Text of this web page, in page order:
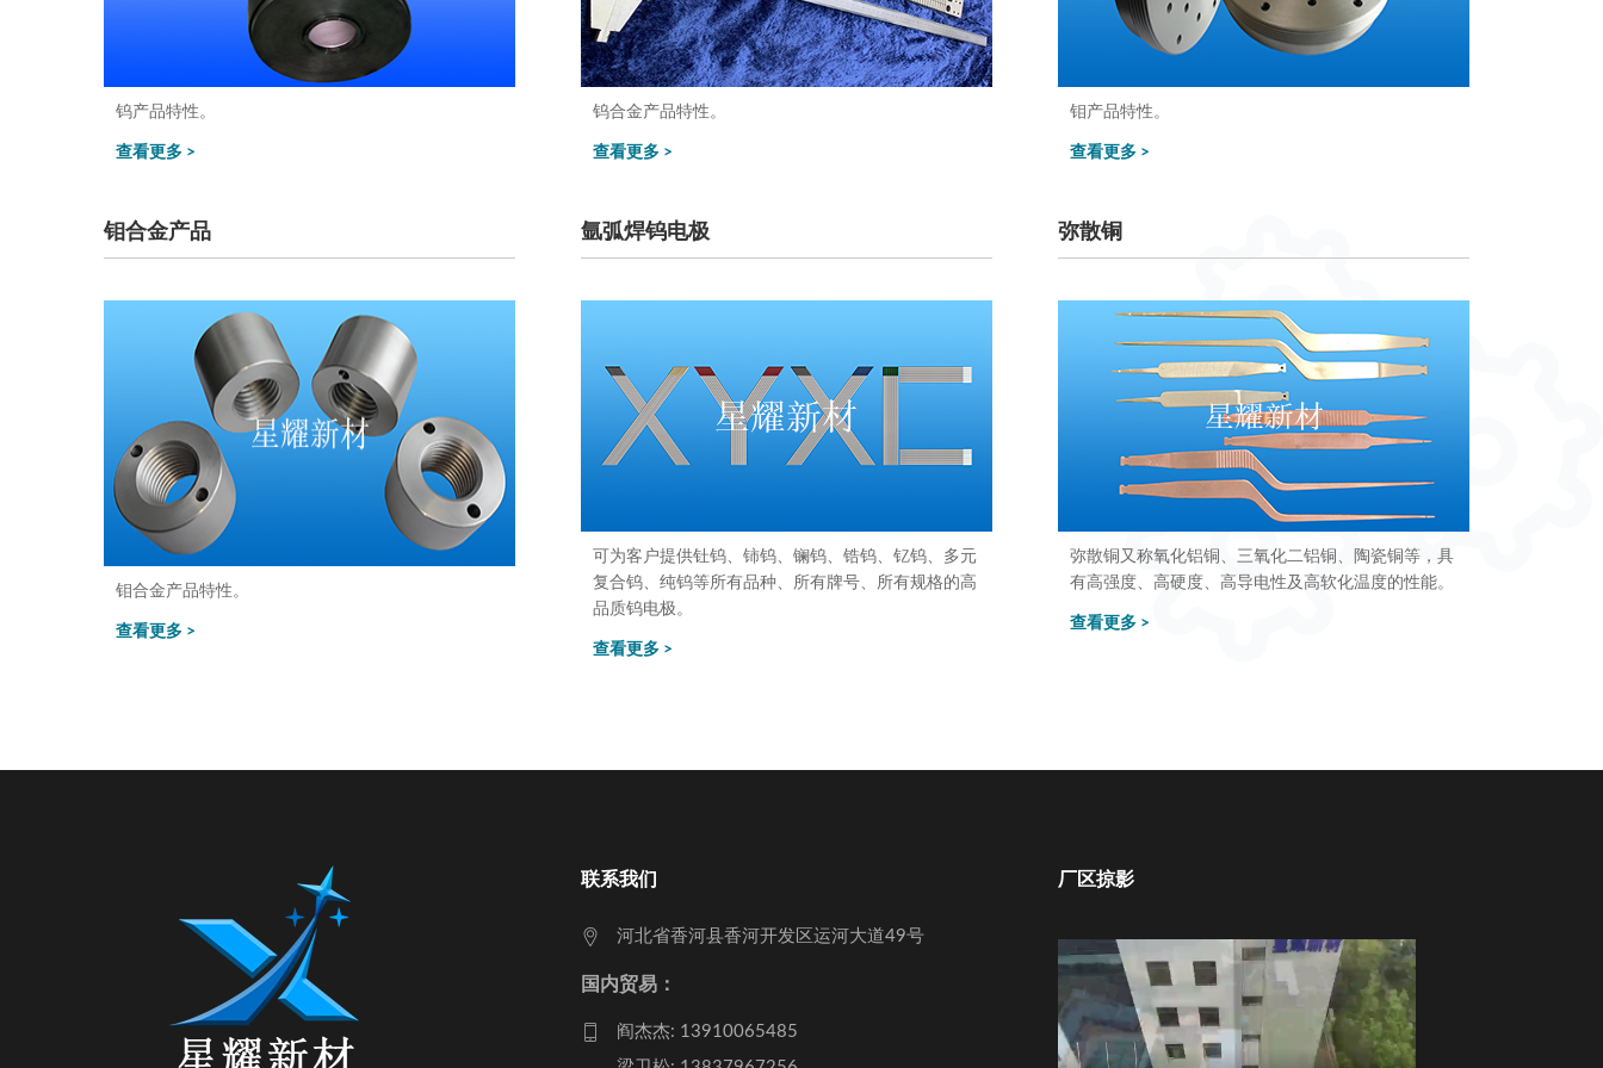
钨产品特性。
查看更多 >
钨合金产品特性。
查看更多 >
钼产品特性。
查看更多 >
钼合金产品
钼合金产品特性。
查看更多 >
氩弧焊钨电极
可为客户提供钍钨、铈钨、镧钨、锆钨、钇钨、多元
复合钨、纯钨等所有品种、所有牌号、所有规格的高
品质钨电极。
查看更多 >
弥散铜
弥散铜又称氧化铝铜、三氧化二铝铜、陶瓷铜等，具
有高强度、高硬度、高导电性及高软化温度的性能。
查看更多 >
联系我们
河北省香河县香河开发区运河大道49号
国内贸易：
阎杰杰: 13910065485
厂区掠影